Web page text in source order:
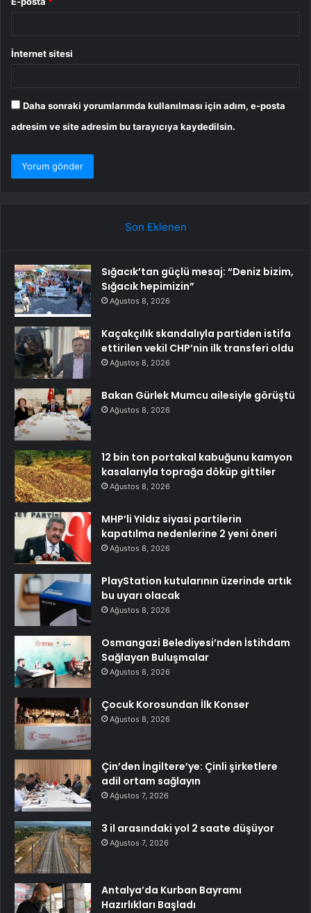
İnternet sitesi
Daha sonraki yorumlarımda kullanılması için adım, e-posta
adresim ve site adresim bu tarayıcıya kaydedilsin.
Son Eklenen
Sığacık’tan güçlü mesaj: “Deniz bizim,
Sığacık hepimizin”
Ağustos 8, 2026
Kaçakçılık skandalıyla partiden istifa
ettirilen vekil CHP’nin ilk transferi oldu
Ağustos 8, 2026
Bakan Gürlek Mumcu ailesiyle görüştü
Ağustos 8, 2026
12 bin ton portakal kabuğunu kamyon
kasalarıyla toprağa döküp gittiler
Ağustos 8, 2026
MHP’li Yıldız siyasi partilerin
kapatılma nedenlerine 2 yeni öneri
Ağustos 8, 2026
PlayStation kutularının üzerinde artık
bu uyarı olacak
Ağustos 8, 2026
Osmangazi Belediyesi’nden İstihdam
Sağlayan Buluşmalar
Ağustos 8, 2026
Çocuk Korosundan İlk Konser
Ağustos 8, 2026
Çin’den İngiltere’ye: Çinli şirketlere
adil ortam sağlayın
Ağustos 7, 2026
3 il arasındaki yol 2 saate düşüyor
Ağustos 7, 2026
Antalya’da Kurban Bayramı
Hazırlıkları Başladı